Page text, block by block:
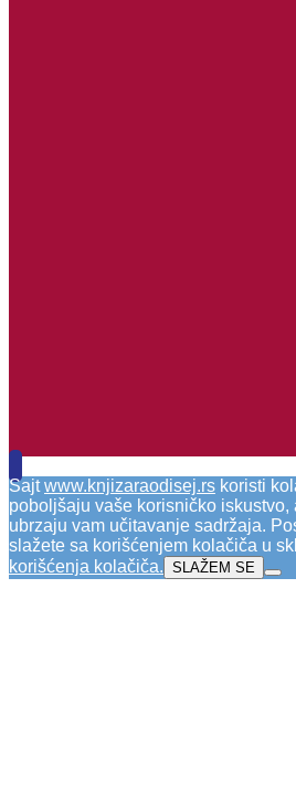
Sajtwww.knjizaraodisej.rs koristi
poboljšaju vaše korisničko
ubrzaju vam učitavanje sadržaja.
slažete sa korišćenjem kolačiča u
korišćenja kolačiča. SLAŽEM SE